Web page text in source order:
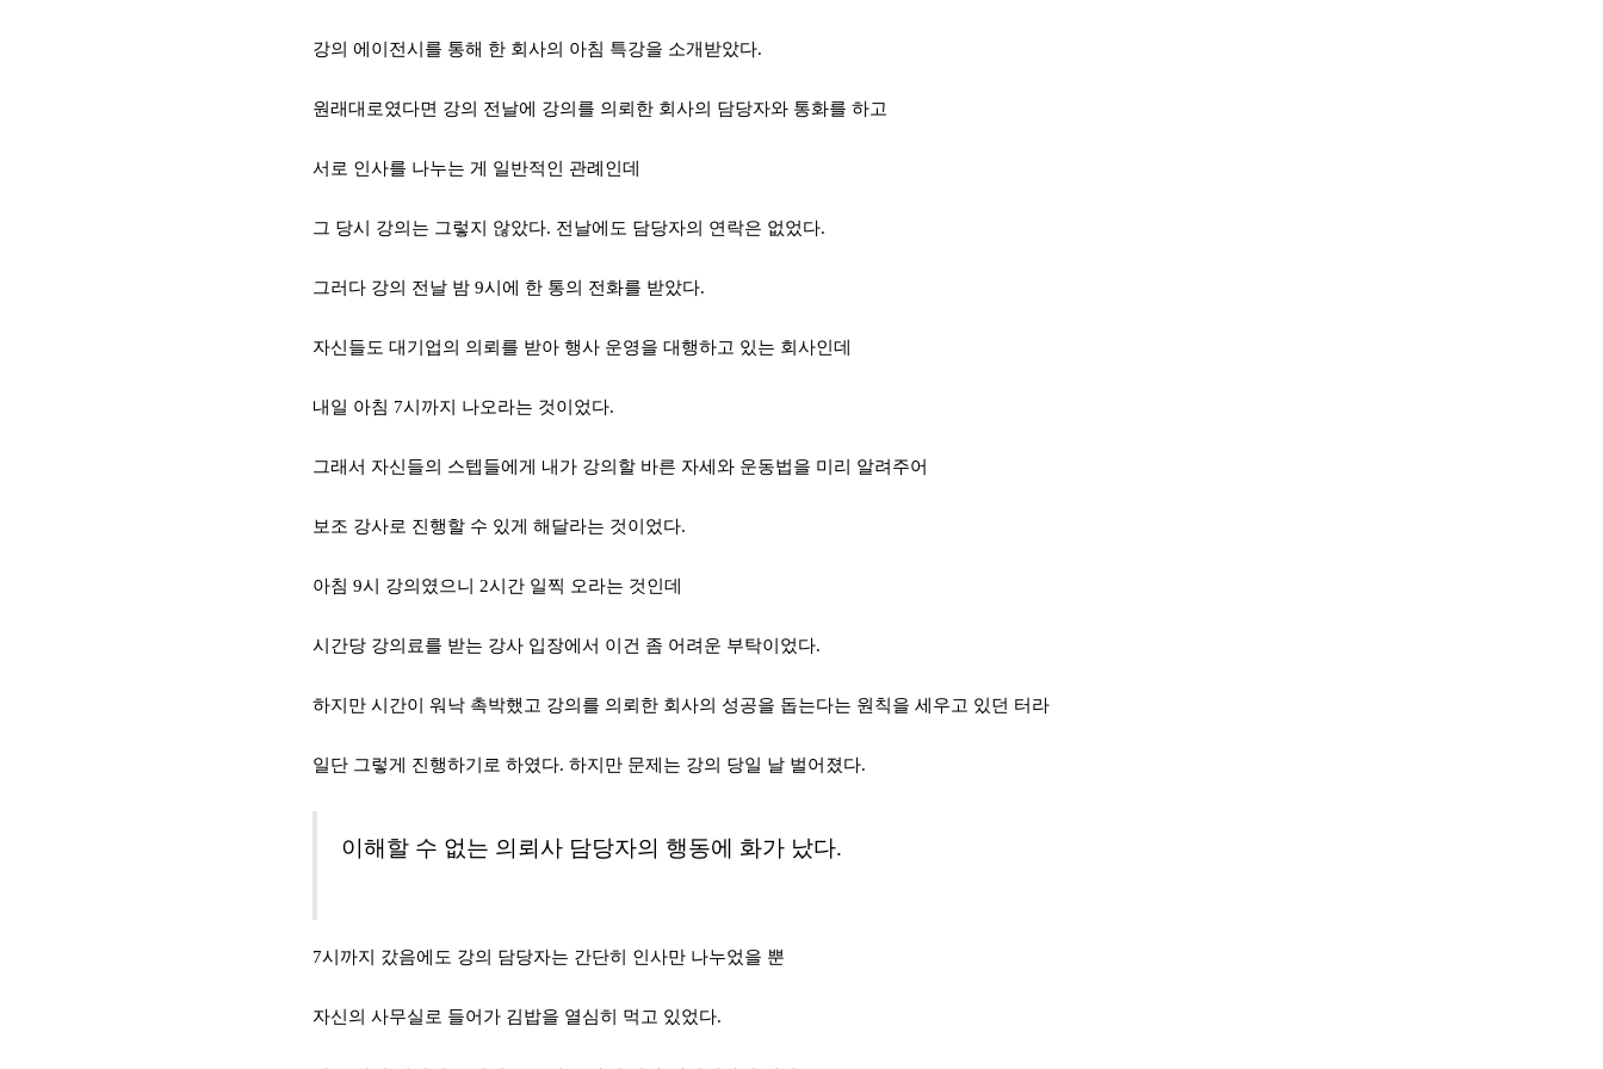
강의 에이전시를 통해 한 회사의 아침 특강을 소개받았다.
원래대로였다면 강의 전날에 강의를 의뢰한 회사의 담당자와 통화를 하고
서로 인사를 나누는 게 일반적인 관례인데
그 당시 강의는 그렇지 않았다. 전날에도 담당자의 연락은 없었다.
그러다 강의 전날 밤 9시에 한 통의 전화를 받았다.
자신들도 대기업의 의뢰를 받아 행사 운영을 대행하고 있는 회사인데
내일 아침 7시까지 나오라는 것이었다.
그래서 자신들의 스텝들에게 내가 강의할 바른 자세와 운동법을 미리 알려주어
보조 강사로 진행할 수 있게 해달라는 것이었다.
아침 9시 강의였으니 2시간 일찍 오라는 것인데
시간당 강의료를 받는 강사 입장에서 이건 좀 어려운 부탁이었다.
하지만 시간이 워낙 촉박했고 강의를 의뢰한 회사의 성공을 돕는다는 원칙을 세우고 있던 터라
일단 그렇게 진행하기로 하였다. 하지만 문제는 강의 당일 날 벌어졌다.
이해할 수 없는 의뢰사 담당자의 행동에 화가 났다.
7시까지 갔음에도 강의 담당자는 간단히 인사만 나누었을 뿐
자신의 사무실로 들어가 김밥을 열심히 먹고 있었다.